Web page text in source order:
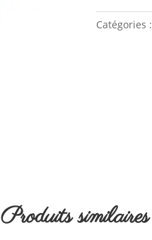
Collier
rose
Catégories :
Produits similaires